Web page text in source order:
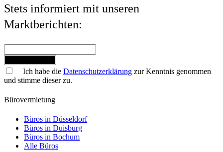
Stets informiert mit unseren
Marktberichten:
Ich habe die Datenschutzerklärung zur Kenntnis genommen
und stimme dieser zu.
Bürovermietung
Büros in Düsseldorf
Büros in Duisburg
Büros in Bochum
Alle Büros